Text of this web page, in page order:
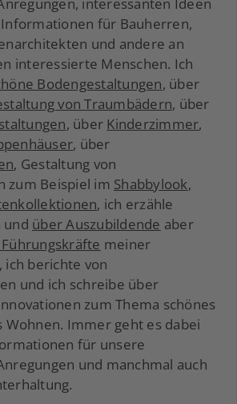
interessanten Ideen
für Bauherren,
und andere an
interessierte Menschen. Ich
Bodengestaltungen, über
von Traumbädern, über
, über Kinderzimmer,
, über
, Gestaltung von
zum Beispiel im Shabbylook,
, ich erzähle
und über Auszubildende aber
meiner
berichte von
und ich schreibe über
zum Thema schönes
Wohnen. Immer geht es dabei
für unsere
und manchmal auch